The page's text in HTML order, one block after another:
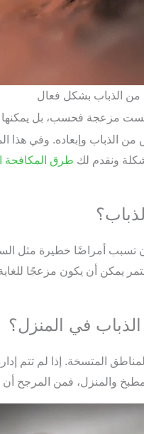
من الذباب بشكل فعال
مزعجة فحسب، بل يمكنها
الذباب وإبعاده. وفي هذا
ونقدم لك طرق المكافحة
تسبب أمراضًا خطيرة مثل
يمكن أن يكون مزعجًا
في المنزل؟
المتسخة. إذا لم تتم
والمنزل، فمن المرجح أن